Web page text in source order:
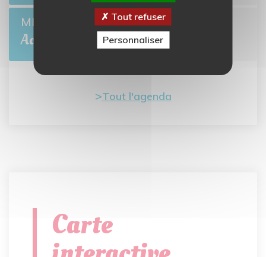
MER 5
Août
L'été des Mômes
BRETTEVILLE-L'ORGUEILLEUSE
Tout l'agenda
Carte
Tout refuser
Personnaliser